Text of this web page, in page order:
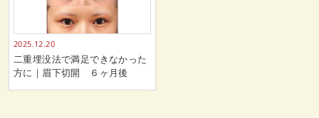
2025.12.20
二重埋没法で満足できなかった
方に｜眉下切開 ６ヶ月後